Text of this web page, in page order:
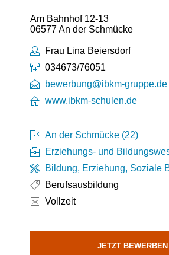
Am Bahnhof 12-13
06577 An der Schmücke
Ansprechpartner:
Frau Lina Beiersdorf
Telefonnummer:
034673/76051
bewerbung@ibkm-gruppe.de
www.ibkm-schulen.de
An der Schmücke (22)
Erziehungs- und
Bildung, Erziehung, Soziale
Berufsausbildung
Arbeitszeit:
Vollzeit
JETZT BEWERBEN